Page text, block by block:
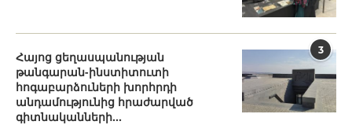
3
Հայոց ցեղասպանության
թանգարան-ինստիտուտի
հոգաբարձուների խորհրդի
անդամությունից հրաժարված
գիտնականների...